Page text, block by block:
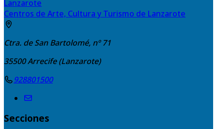
Centros de Arte, Cultura y Turismo de Lanzarote
Ctra. de San Bartolomé, nº 71
35500Arrecife (Lanzarote)
928801500
Secciones